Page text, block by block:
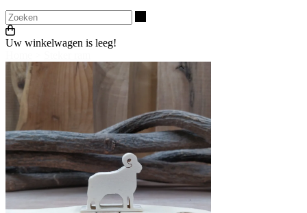
Uw winkelwagen is leeg!